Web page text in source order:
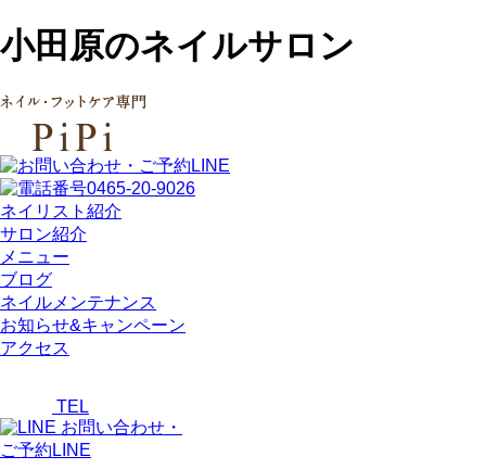
小田原のネイルサロン
ネイリスト紹介
サロン紹介
メニュー
ブログ
ネイルメンテナンス
お知らせ&キャンペーン
アクセス
TEL
お問い合わせ・
ご予約LINE